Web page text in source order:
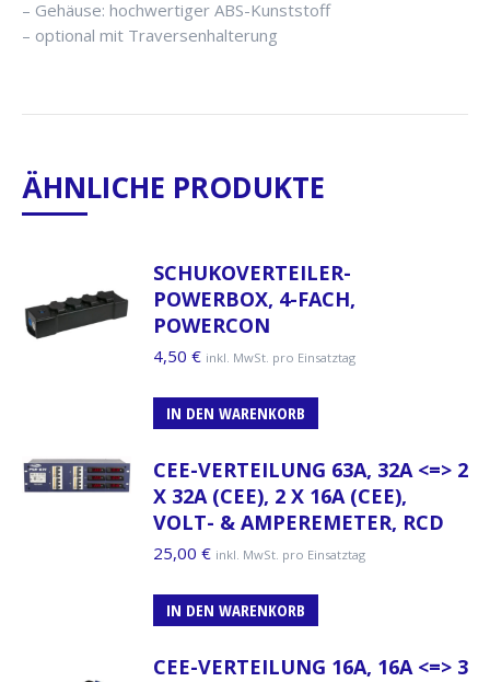
– Gehäuse: hochwertiger ABS-Kunststoff
– optional mit Traversenhalterung
ÄHNLICHE PRODUKTE
SCHUKOVERTEILER-
POWERBOX, 4-FACH,
POWERCON
4,50 € inkl. MwSt. pro Einsatztag
IN DEN WARENKORB
CEE-VERTEILUNG 63A, 32A <=> 2
X 32A (CEE), 2 X 16A (CEE),
VOLT- & AMPEREMETER, RCD
25,00 € inkl. MwSt. pro Einsatztag
IN DEN WARENKORB
CEE-VERTEILUNG 16A, 16A <=> 3